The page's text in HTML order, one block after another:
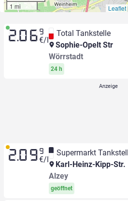
1 mi
Leaflet
2.06 9
€/l
Total Tankstelle
Sophie-Opelt Str
Wörrstadt
24 h
2.09 9
€/l
Supermarkt
Karl-Heinz-Kipp-Str.
Alzey
geöffnet